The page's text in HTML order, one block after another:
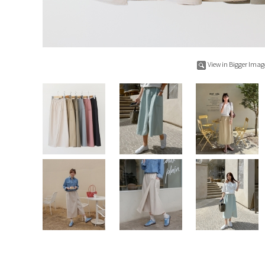
View in Bigger